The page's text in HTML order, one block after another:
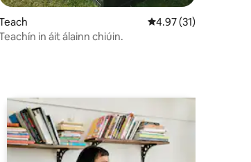
as 5, 61 léirmheas Meánrátáil 4.97 as 5,
4.97 (31)
in áit álainn chiúin.